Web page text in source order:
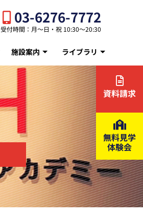
03-6276-7772
受付時間：月〜日・祝 10:30〜20:30
施設案内 ライブラリ
資料請求
無料見学
体験会